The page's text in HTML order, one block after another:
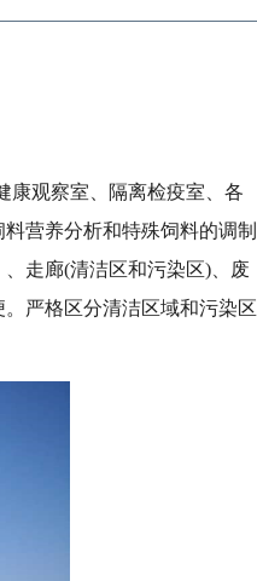
康观察室、隔离检疫室、各
营养分析和特殊饲料的调制
走廊(清洁区和污染区)、废
严格区分清洁区域和污染区